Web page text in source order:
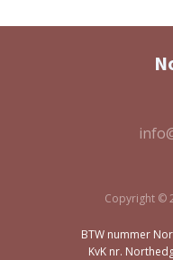
Copyright ©
BTW nummer
KvK nr.